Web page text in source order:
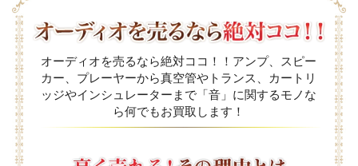
オーディオを売るなら絶対ココ！！アンプ、スピー
カー、プレーヤーから真空管やトランス、カートリ
ッジやインシュレーターまで「音」に関するモノな
ら何でもお買取します！